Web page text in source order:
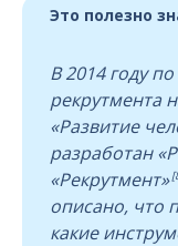
Это полезно
В 2014 году
рекрутмента
«Развитие
разработан
«Рекрутмент»
описано, что
какие